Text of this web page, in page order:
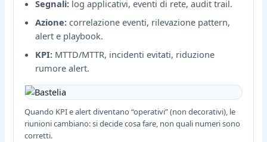
Segnali: log applicativi, eventi di rete, audit trail.
Azione: correlazione eventi, rilevazione pattern,
alert e playbook.
KPI: MTTD/MTTR, incidenti evitati, riduzione
rumore alert.
Quando KPI e alert diventano “operativi” (non decorativi), le
riunioni cambiano: si decide cosa fare, non quali numeri sono
corretti.